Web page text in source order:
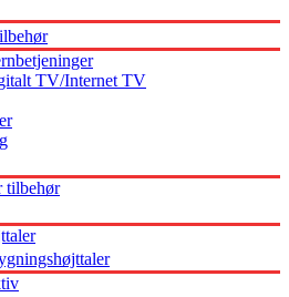
TV/Internet TV
tilbehør